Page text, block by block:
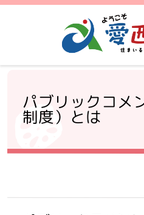
パブリックコメ
制度）とは